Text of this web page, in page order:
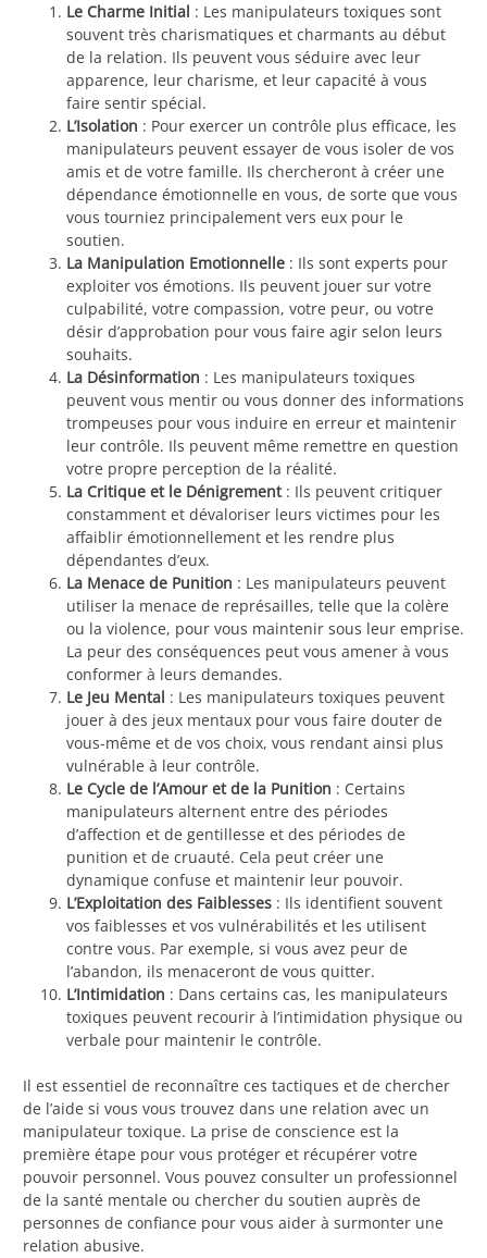
Le Charme Initial : Les manipulateurs toxiques sont
souvent très charismatiques et charmants au début
de la relation. Ils peuvent vous séduire avec leur
apparence, leur charisme, et leur capacité à vous
faire sentir spécial.
L’Isolation : Pour exercer un contrôle plus efficace, les
manipulateurs peuvent essayer de vous isoler de vos
amis et de votre famille. Ils chercheront à créer une
dépendance émotionnelle en vous, de sorte que vous
vous tourniez principalement vers eux pour le
soutien.
La Manipulation Emotionnelle : Ils sont experts pour
exploiter vos émotions. Ils peuvent jouer sur votre
culpabilité, votre compassion, votre peur, ou votre
désir d’approbation pour vous faire agir selon leurs
souhaits.
La Désinformation : Les manipulateurs toxiques
peuvent vous mentir ou vous donner des informations
trompeuses pour vous induire en erreur et maintenir
leur contrôle. Ils peuvent même remettre en question
votre propre perception de la réalité.
La Critique et le Dénigrement: Ils peuvent critiquer
constamment et dévaloriser leurs victimes pour les
affaiblir émotionnellement et les rendre plus
dépendantes d’eux.
La Menace de Punition : Les manipulateurs peuvent
utiliser la menace de représailles, telle que la colère
ou la violence, pour vous maintenir sous leur emprise.
La peur des conséquences peut vous amener à vous
conformer à leurs demandes.
Le Jeu Mental : Les manipulateurs toxiques peuvent
jouer à des jeux mentaux pour vous faire douter de
vous-même et de vos choix, vous rendant ainsi plus
vulnérable à leur contrôle.
Le Cycle de l’Amour et de la Punition : Certains
manipulateurs alternent entre des périodes
d’affection et de gentillesse et des périodes de
punition et de cruauté. Cela peut créer une
dynamique confuse et maintenir leur pouvoir.
L’Exploitation des Faiblesses : Ils identifient souvent
vos faiblesses et vos vulnérabilités et les utilisent
contre vous. Par exemple, si vous avez peur de
l’abandon, ils menaceront de vous quitter.
L’Intimidation : Dans certains cas, les manipulateurs
toxiques peuvent recourir à l’intimidation physique ou
verbale pour maintenir le contrôle.
Il est essentiel de reconnaître ces tactiques et de chercher
de l’aide si vous vous trouvez dans une relation avec un
manipulateur toxique. La prise de conscience est la
première étape pour vous protéger et récupérer votre
pouvoir personnel. Vous pouvez consulter un professionnel
de la santé mentale ou chercher du soutien auprès de
personnes de confiance pour vous aider à surmonter une
relation abusive.